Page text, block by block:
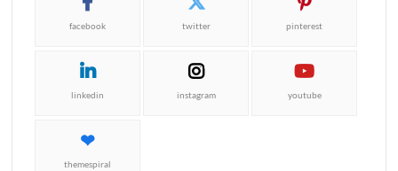
facebook twitter pinterest
linkedin instagram youtube
themespiral